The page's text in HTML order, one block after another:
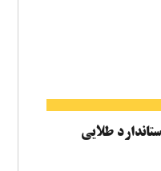
استاندارد طلایی